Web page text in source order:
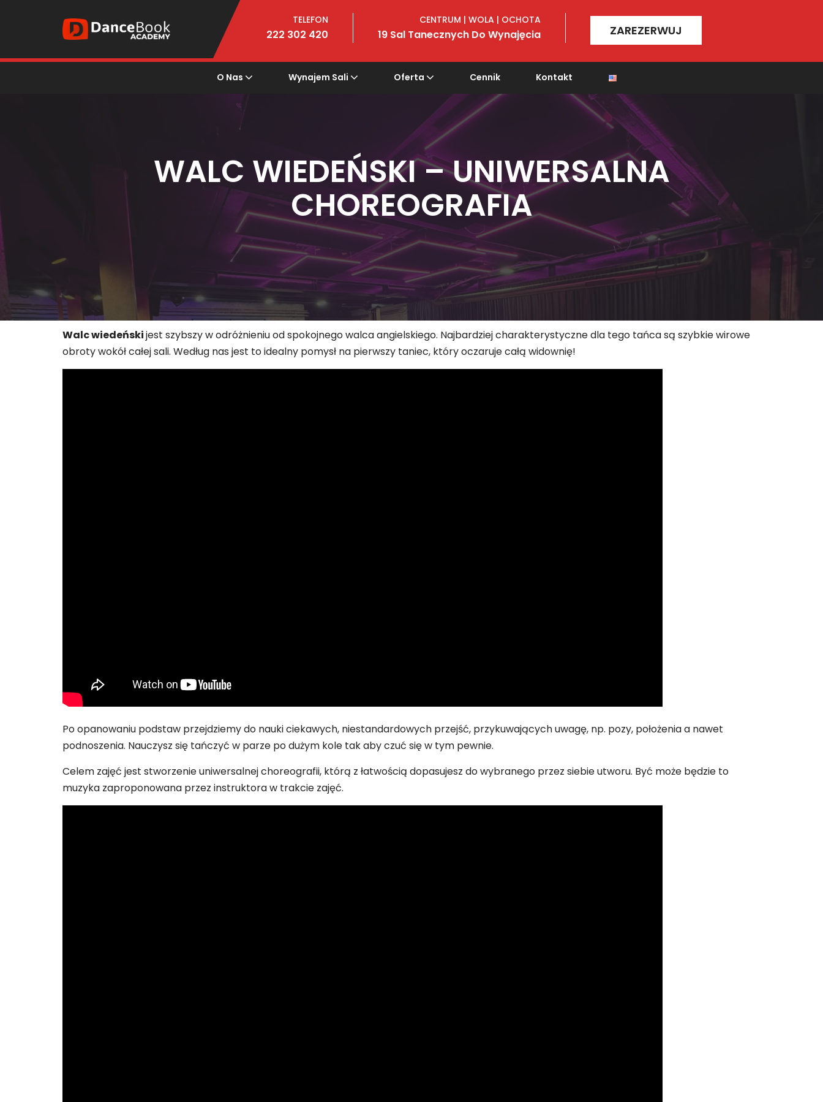
TELEFON
222 302 420
CENTRUM | WOLA | OCHOTA
19 Sal Tanecznych Do Wynajęcia ZAREZERWUJ
O Nas Wynajem Sali Oferta Cennik Kontakt
WALC WIEDEŃSKI – UNIWERSALNA
CHOREOGRAFIA
Walc wiedeńskijest szybszy w odróżnieniu od spokojnego walca angielskiego. Najbardziej charakterystyczne dla tego tańca są szybkie wirowe
obroty wokół całej sali. Według nas jest to idealny pomysł na pierwszy taniec, który oczaruje całą widownię!
Po opanowaniu podstaw przejdziemy do nauki ciekawych, niestandardowych przejść, przykuwających uwagę, np. pozy, położenia a nawet
podnoszenia. Nauczysz się tańczyć w parze po dużym kole tak aby czuć się w tym pewnie.
Celem zajęć jest stworzenie uniwersalnej choreografii, którą z łatwością dopasujesz do wybranego przez siebie utworu. Być może będzie to
muzyka zaproponowana przez instruktora w trakcie zajęć.